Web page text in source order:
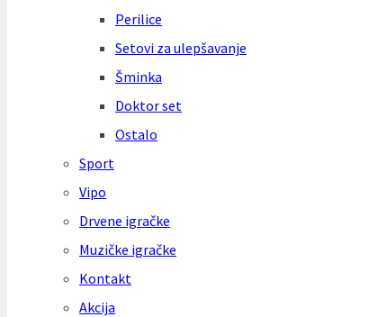
Perilice
Setovi za ulepšavanje
Šminka
Doktor set
Ostalo
Sport
Vipo
Drvene igračke
Muzičke igračke
Kontakt
Akcija